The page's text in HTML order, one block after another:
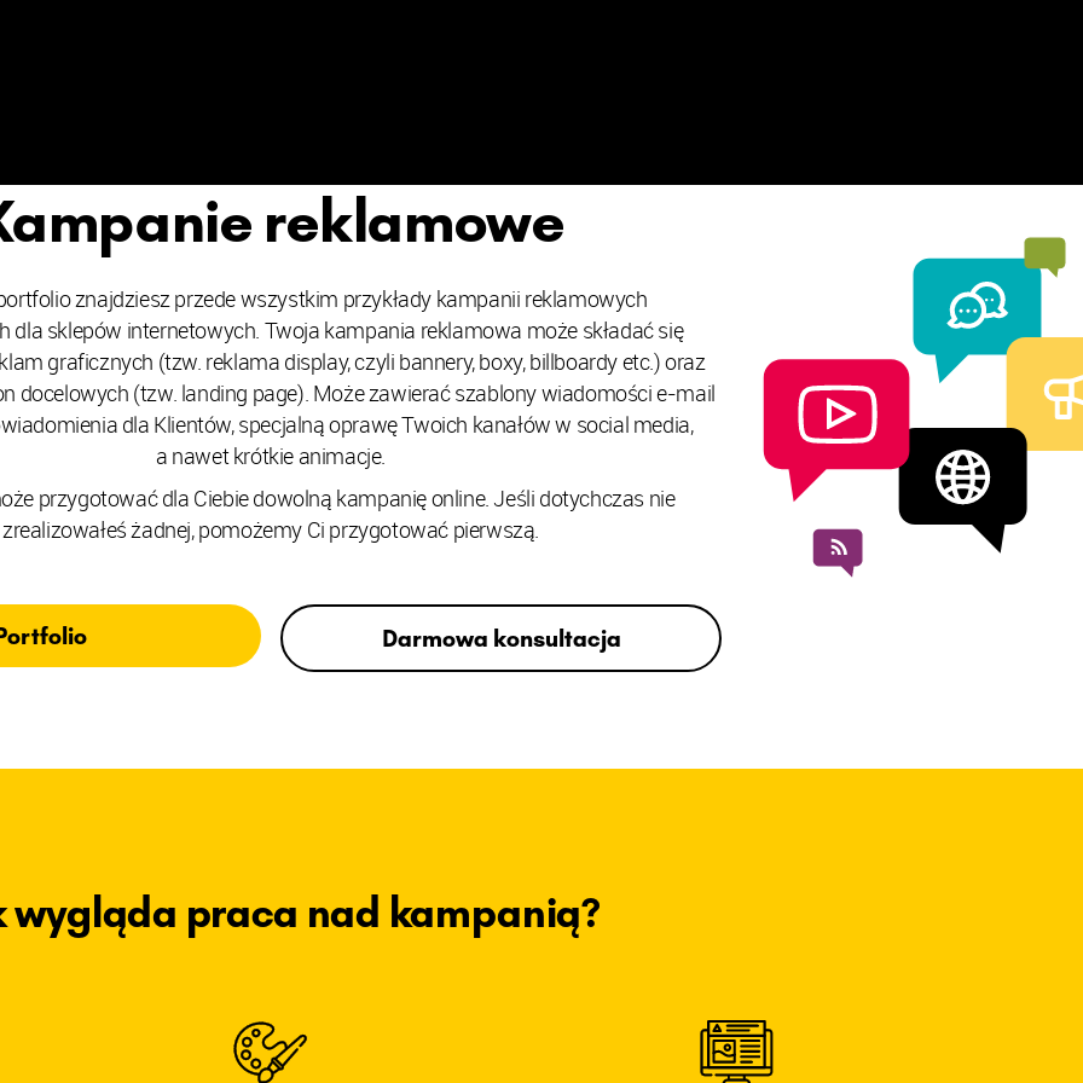
reklamowe
znajdziesz przede wszystkim przykłady kampanii reklamowych
dla sklepów internetowych. Twoja kampania reklamowa może składać się
graficznych (tzw. reklama display, czyli bannery, boxy, billboardy etc.) oraz
docelowych (tzw. landing page). Może zawierać szablony wiadomości e-mail
dla Klientów, specjalną oprawę Twoich kanałów w social media,
a nawet krótkie animacje.
przygotować dla Ciebie dowolną kampanię online. Jeśli dotychczas nie
zrealizowałeś żadnej, pomożemy Ci przygotować pierwszą.
Darmowa konsultacja
wygląda praca nad kampanią?